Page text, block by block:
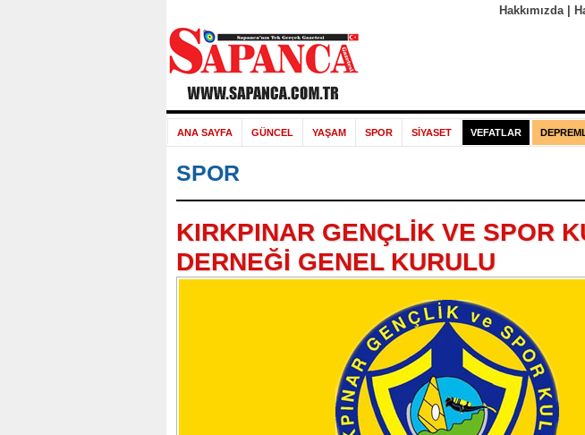
Hakkımızda|
ANA SAYFA GÜNCEL YAŞAM SPOR SİYASET VEFATLAR
SPOR
KIRKPINAR GENÇLİK VE SPOR
DERNEĞİ GENEL KURULU